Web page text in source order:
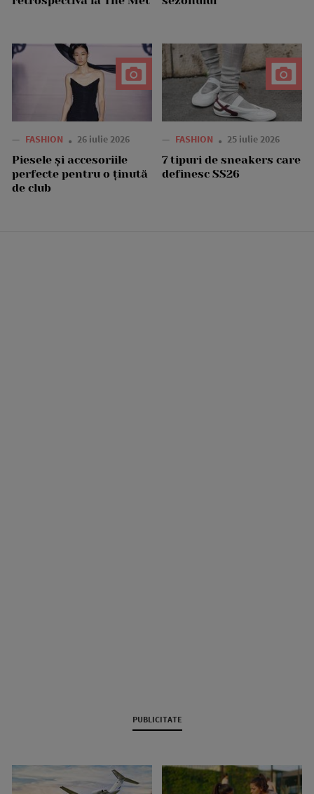
— FASHION 26 iulie 2026
Piesele și accesoriile
perfecte pentru o ținută
de club
— FASHION 25 iulie 2026
7 tipuri de sneakers care
definesc SS26
PUBLICITATE